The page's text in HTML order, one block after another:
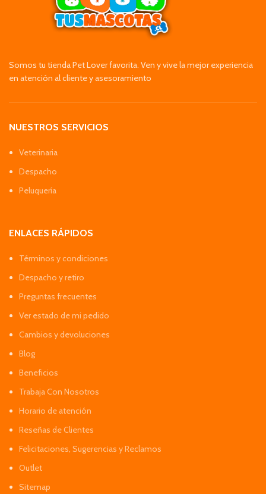
Somos tu tienda Pet Lover favorita. Ven y vive la mejor experiencia
en atención al cliente y asesoramiento
NUESTROS SERVICIOS
Veterinaria
Despacho
Peluquería
ENLACES RÁPIDOS
Términos y condiciones
Despacho y retiro
Preguntas frecuentes
Ver estado de mi pedido
Cambios y devoluciones
Blog
Beneficios
Trabaja Con Nosotros
Horario de atención
Reseñas de Clientes
Felicitaciones, Sugerencias y Reclamos
Outlet
Sitemap